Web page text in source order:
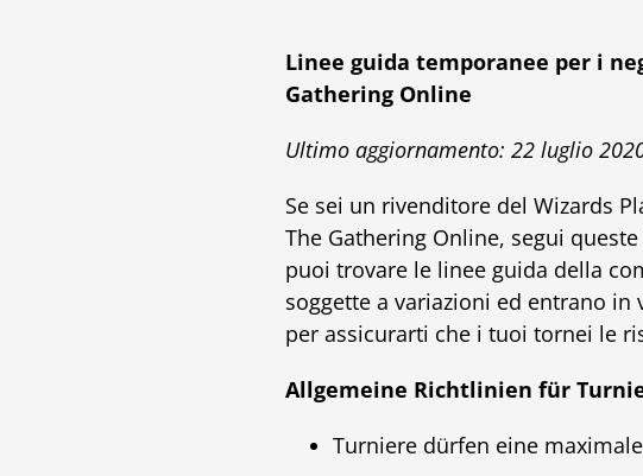
Linee guida temporanee per i
Gathering Online
Ultimo aggiornamento: 22 luglio
Se sei un rivenditore del Wizards
The Gathering Online, segui
puoi trovare le linee guida della
soggette a variazioni ed entrano
per assicurarti che i tuoi tornei le
Allgemeine Richtlinien für
Turniere dürfen eine